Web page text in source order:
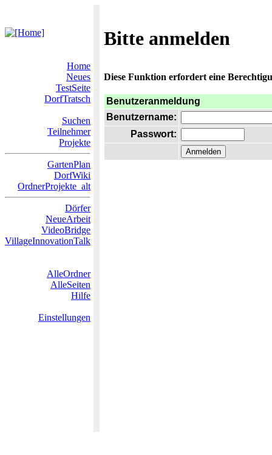
Bitte anmelden
Home
Neues
TestSeite
DorfTratsch
Suchen
Teilnehmer
Projekte
GartenPlan
DorfWiki
OrdnerProjekte_alt
Dörfer
NeueArbeit
VideoBridge
VillageInnovationTalk
AlleOrdner
AlleSeiten
Hilfe
Einstellungen
Diese Funktion erfordert eine
Benutzeranmeldung
Benutzername:
Passwort: